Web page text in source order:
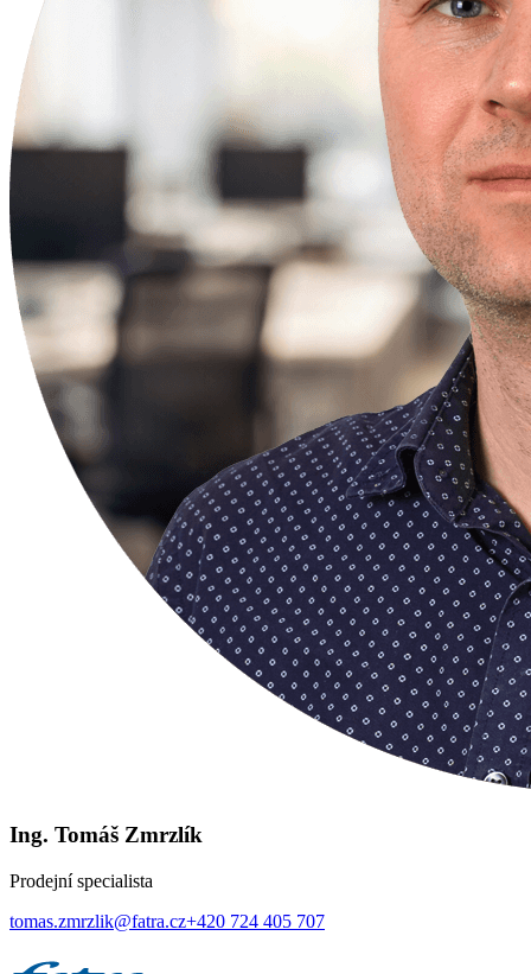
Ing. Tomáš Zmrzlík
Prodejní specialista
tomas.zmrzlik@fatra.cz+420 724 405 707